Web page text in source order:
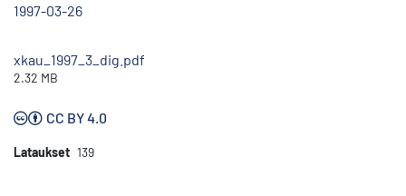
1997-03-26
xkau_1997_3_dig.pdf
2.32 MB
CC BY 4.0
Lataukset 139